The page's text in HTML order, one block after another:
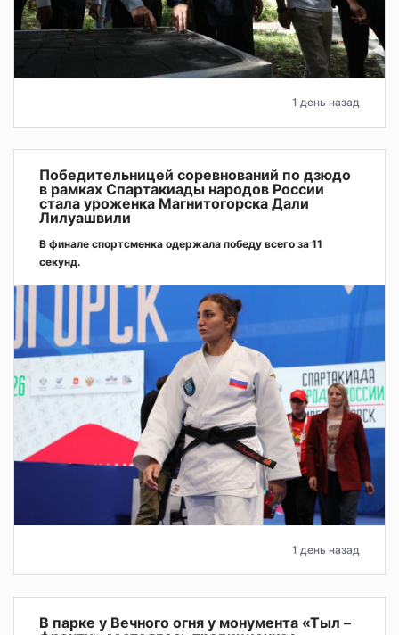
1 день назад
Победительницей соревнований по дзюдо
в рамках Спартакиады народов России
стала уроженка Магнитогорска Дали
Лилуашвили
В финале спортсменка одержала победу всего за 11
секунд.
1 день назад
В парке у Вечного огня у монумента «Тыл –